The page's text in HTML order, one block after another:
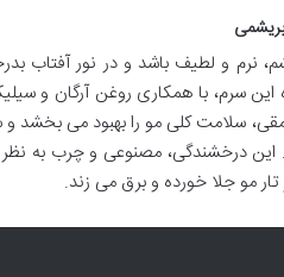
نرم و لطیف باشد و در نور آفتاب
این سرم، با همکاری روغن آرگان و
سلامت کلی مو را بهبود می
این درخشندگی، مصنوعی و چرب به
تار مو جلا خورده و برق می زند.